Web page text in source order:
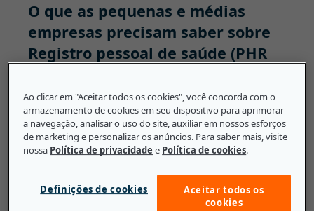
O que as pequenas e médias
empresas precisam saber sobre
Registro pessoal de saúde (PHR
Se a sua pequena empresa trabalha em um campo
que exige acesso a informações de saúde dos
funcionários ou clientes, os PHRs podem garantir
que essas informações sejam compartilhadas com
segurança com os indivíduos adequados.
Ao clicar em "Aceitar todos os cookies", você concorda com o
armazenamento de cookies em seu dispositivo para aprimorar
a navegação, analisar o uso do site, auxiliar em nossos esforços
de marketing e personalizar os anúncios. Para saber mais, visite
nossa Política de privacidade e Política de cookies.
Definições de cookies
Aceitar todos os
cookies